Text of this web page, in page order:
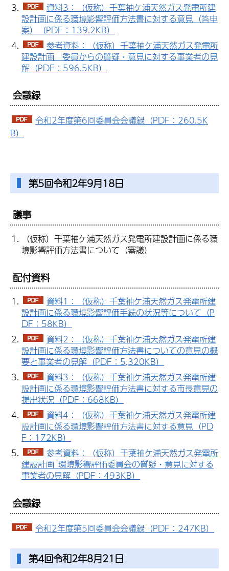
資料3：（仮称）千葉袖ケ浦天然ガス発電所建
設計画に係る環境影響評価方法書に対する意見（答申
案）（PDF：139.2KB）
参考資料：（仮称）千葉袖ケ浦天然ガス発電所
建設計画 委員からの質疑・意見に対する事業者の見
解（PDF：596.5KB）
会議録
令和2年度第6回委員会会議録（PDF：260.5K
B）
第5回令和2年9月18日
議事
（仮称）千葉袖ケ浦天然ガス発電所建設計画に係る環
境影響評価方法書について（審議）
配付資料
資料1：（仮称）千葉袖ケ浦天然ガス発電所建
設計画に係る環境影響評価手続の状況等について（P
DF：58KB）
資料2：（仮称）千葉袖ケ浦天然ガス発電所建
設計画に係る環境影響評価方法書についての意見の概
要と事業者の見解（PDF：5,320KB）
資料3：（仮称）千葉袖ケ浦天然ガス発電所建
設計画に係る環境影響評価方法書に対する市長意見の
提出状況（PDF：668KB）
資料4：（仮称）千葉袖ケ浦天然ガス発電所建
設計画に係る環境影響評価方法書に対する意見（PD
F：172KB）
参考資料：（仮称）千葉袖ケ浦天然ガス発電所
建設計画_環境影響評価委員会の質疑・意見に対する
事業者の見解（PDF：493KB）
会議録
令和2年度第5回委員会会議録（PDF：247KB）
第4回令和2年8月21日